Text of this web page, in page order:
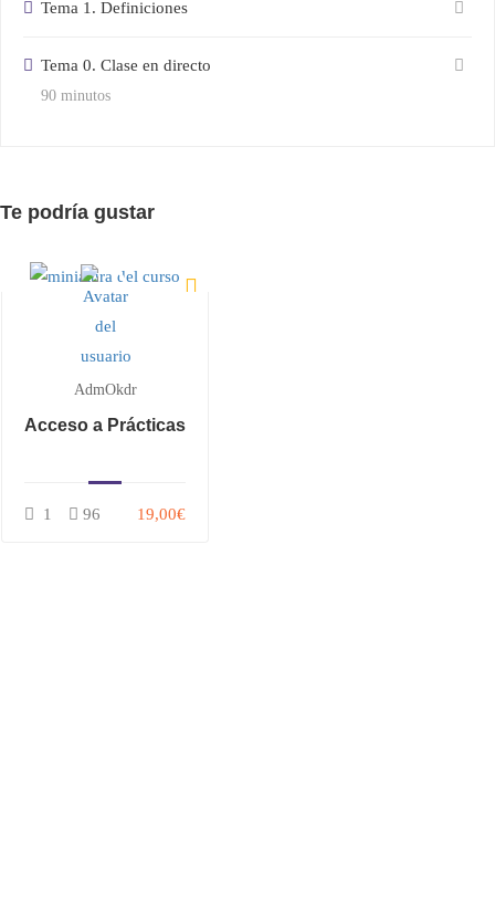
Tema 1. Definiciones
Tema 0. Clase en directo
90 minutos
Te podría gustar
AdmOkdr
Acceso a Prácticas
1 96 19,00€